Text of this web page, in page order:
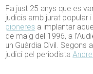
Fa just 25 anys que es
judicis amb jurat popular i
pioneres a implantar
de maig del 1996, a
un Guàrdia Civil. Segons
judici pel periodista